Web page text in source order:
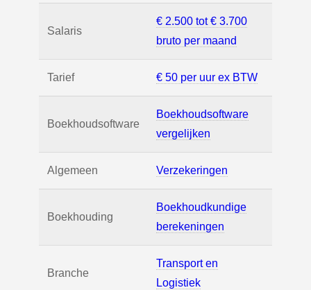
Salaris
€ 2.500 tot € 3.700
bruto per maand
Tarief € 50 per uur ex BTW
Boekhoudsoftware
Boekhoudsoftware
vergelijken
Algemeen Verzekeringen
Boekhouding
Boekhoudkundige
berekeningen
Branche
Transport en
Logistiek